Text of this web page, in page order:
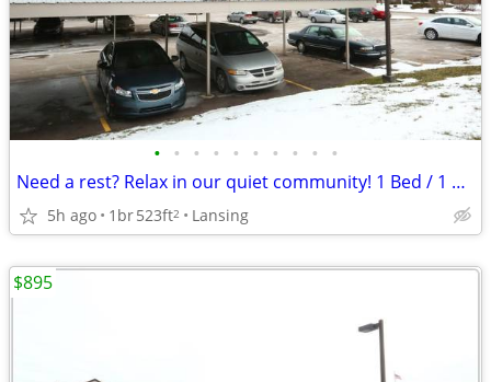
• • • • • • • • • •
Need a rest? Relax in our quiet community! 1 Bed / 1 Ba / 523 SqFt
5h ago 1br523ft2 Lansing
$895